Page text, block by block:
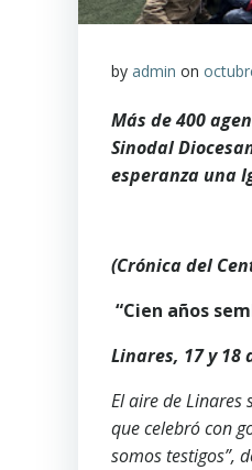
by admin on
Más de 400
Sinodal
esperanza una
(Crónica del
“Cien años
Linares, 17 y 18
El aire de Linares
que celebró con
somos testigos”,